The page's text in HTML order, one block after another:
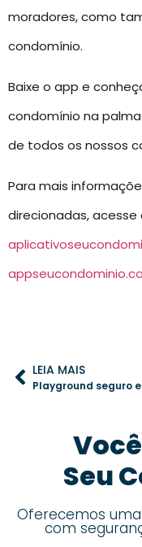
moradores, como
condomínio.
Baixe o app e
condomínio na
de todos os nossos
Para mais
direcionadas,
LEIA MAIS
Seu
Oferecemos
com